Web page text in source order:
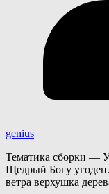
genius
Тематика сборки —
Щедрый Богу угоден.
ветра верхушка